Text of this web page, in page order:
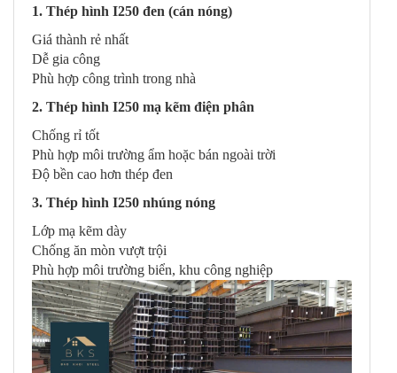
1. Thép hình I250 đen (cán nóng)
Giá thành rẻ nhất
Dễ gia công
Phù hợp công trình trong nhà
2. Thép hình I250 mạ kẽm điện phân
Chống rỉ tốt
Phù hợp môi trường ẩm hoặc bán ngoài trời
Độ bền cao hơn thép đen
3. Thép hình I250 nhúng nóng
Lớp mạ kẽm dày
Chống ăn mòn vượt trội
Phù hợp môi trường biển, khu công nghiệp